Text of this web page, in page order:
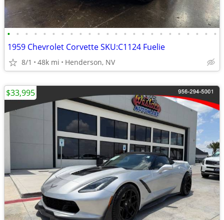
• • • • • • • • • • • • • • • • • • • • • • • •
1959 Chevrolet Corvette SKU:C1124 Fuelie
8/1 48k mi Henderson, NV
$33,995